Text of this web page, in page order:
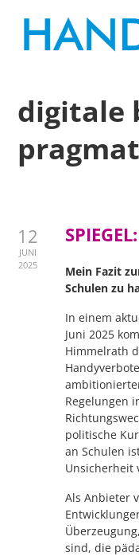
digitale
12
JUNI
2025
Mein Fazit
Schulen zu
In einem
Juni 2025
Himmelrath
Regelungen
politische
an Schulen
Unsicherheit
Als Anbieter
sind, die